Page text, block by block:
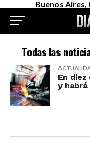
Buenos Aires,
Todas las
En
y habrá